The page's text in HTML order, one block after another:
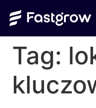
Tag: